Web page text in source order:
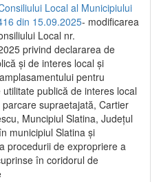
Local al Municipiului
din 15.09.2025- modificarea
Local nr.
privind declararea de
și de interes local și
pentru
utilitate publică de interes local
parcare supraetajată, Cartier
Muncipiul Slatina, Județul
municipiul Slatina și
procedurii de expropriere a
în coridorul de